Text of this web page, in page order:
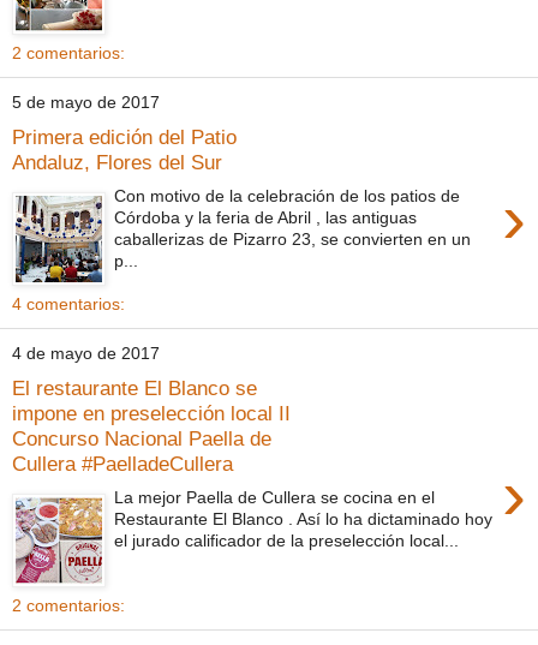
2 comentarios:
5 de mayo de 2017
Primera edición del Patio
Andaluz, Flores del Sur
›
Con motivo de la celebración de los patios de
Córdoba y la feria de Abril , las antiguas
caballerizas de Pizarro 23, se convierten en un
p...
4 comentarios:
4 de mayo de 2017
El restaurante El Blanco se
impone en preselección local II
Concurso Nacional Paella de
Cullera #PaelladeCullera
›
La mejor Paella de Cullera se cocina en el
Restaurante El Blanco . Así lo ha dictaminado hoy
el jurado calificador de la preselección local...
2 comentarios: